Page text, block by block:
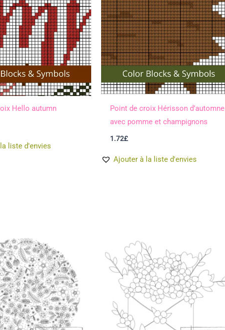
Hello autumn
liste d'envies
Point de croix Hérisson d’automne
avec pomme et champignons
1.72£
Ajouter à la liste d'envies